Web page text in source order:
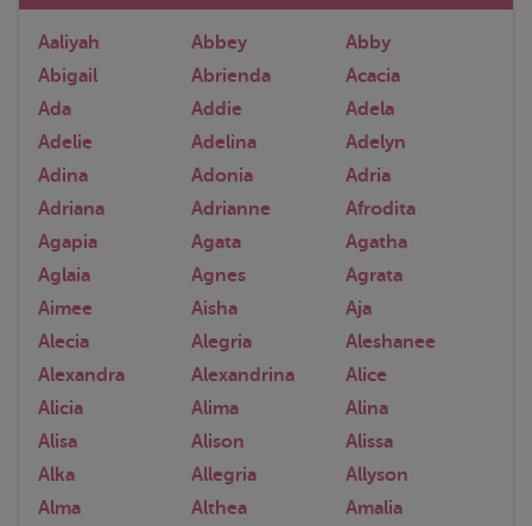
Aaliyah Abbey
Abby
Abigail
Abrienda
Acacia
Ada
Addie
Adela
Adelie
Adelina
Adelyn
Adina
Adonia
Adria
Adriana
Adrianne
Afrodita
Agapia
Agata
Agatha
Aglaia
Agnes
Agrata
Aimee
Aisha
Aja
Alecia
Alegria
Aleshanee
Alexandra
Alexandrina
Alice
Alicia
Alima
Alina
Alisa
Alison
Alissa
Alka
Allegria
Allyson
Alma
Althea
Amalia